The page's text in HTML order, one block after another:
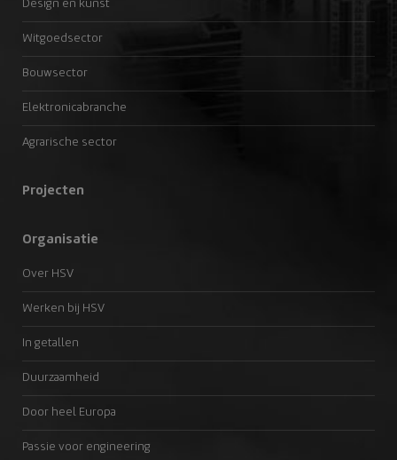
Design en kunst
Witgoedsector
Bouwsector
Elektronicabranche
Agrarische sector
Projecten
Organisatie
Over HSV
Werken bij HSV
In getallen
Duurzaamheid
Door heel Europa
Passie voor engineering